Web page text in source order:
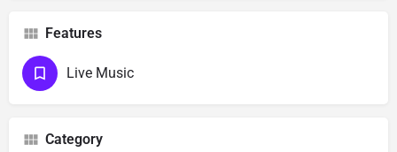
Features
Live Music
Category